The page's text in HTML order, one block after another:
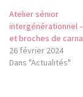
Atelier sénior
intergénérationnel
et broches de
26 février 2024
Dans "Actualités"